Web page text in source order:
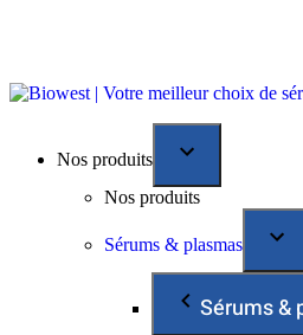
Nos produits
Nos produits
Sérums & plasmas
Sérums &